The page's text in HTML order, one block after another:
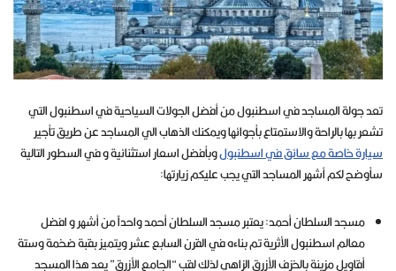
تعد جولة المساجد في اسطنبول من أفضل الجولات السياحية في اسطنبول التي
تشعر بها بالراحة والاستمتاع بأجوائها ويمكنك الذهاب الي المساجد عن طريق تأجير
سيارة خاصة مع سائق في اسطنبولوبأفضل اسعار استثنائية و في السطور التالية
سأوضح لكم أشهر المساجد التي يجب عليكم زيارتها:
مسجد السلطان أحمد: يعتبر مسجد السلطان أحمد واحداً من أشهر و افضل
معالم اسطنبول الأثرية تم بناءه في القرن السابع عشر ويتميز بقبة ضخمة وستة
أقاويل مزينة بالخزف الأزرق الزاهي لذلك لقب “الجامع الأزرق” يعد هذا المسجد